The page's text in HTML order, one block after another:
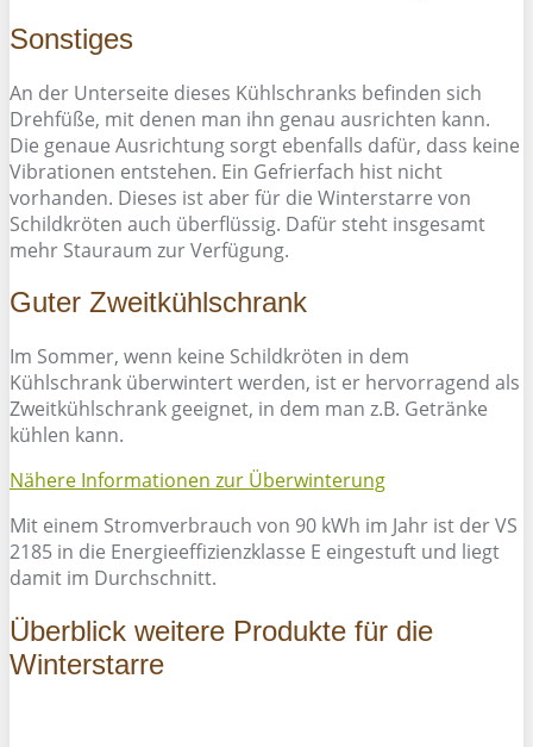
Sonstiges
An der Unterseite dieses Kühlschranks befinden sich
Drehfüße, mit denen man ihn genau ausrichten kann.
Die genaue Ausrichtung sorgt ebenfalls dafür, dass keine
Vibrationen entstehen. Ein Gefrierfach hist nicht
vorhanden. Dieses ist aber für die Winterstarre von
Schildkröten auch überflüssig. Dafür steht insgesamt
mehr Stauraum zur Verfügung.
Guter Zweitkühlschrank
Im Sommer, wenn keine Schildkröten in dem
Kühlschrank überwintert werden, ist er hervorragend als
Zweitkühlschrank geeignet, in dem man z.B. Getränke
kühlen kann.
Nähere Informationen zur Überwinterung
Mit einem Stromverbrauch von 90 kWh im Jahr ist der VS
2185 in die Energieeffizienzklasse E eingestuft und liegt
damit im Durchschnitt.
Überblick weitere Produkte für die
Winterstarre